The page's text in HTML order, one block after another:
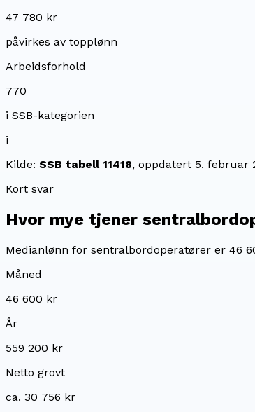
47 780 kr
påvirkes av topplønn
Arbeidsforhold
770
i SSB-kategorien
i
Kilde: SSB tabell 11418, oppdatert 5. februar
Kort svar
Hvor mye tjener
Medianlønn for sentralbordoperatører er 46
Måned
46 600 kr
År
559 200 kr
Netto grovt
ca. 30 756 kr